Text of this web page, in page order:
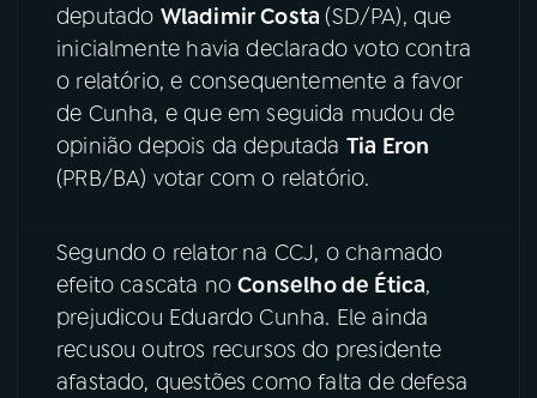
TikTok
deputado Wladimir Costa(SD/PA), que
inicialmente havia declarado voto contra
o relatório, e consequentemente a favor
de Cunha, e que em seguida mudou de
opinião depois da deputada Tia Eron
(PRB/BA) votar com o relatório.
Segundo o relator na CCJ, o chamado
efeito cascata noConselho de Ética,
prejudicou Eduardo Cunha. Ele ainda
recusou outros recursos do presidente
afastado, questões como falta de defesa